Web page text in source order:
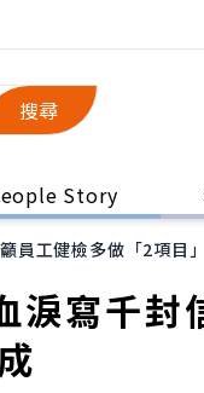
搜尋
Story
員工健檢多做「2項目
淚寫千封